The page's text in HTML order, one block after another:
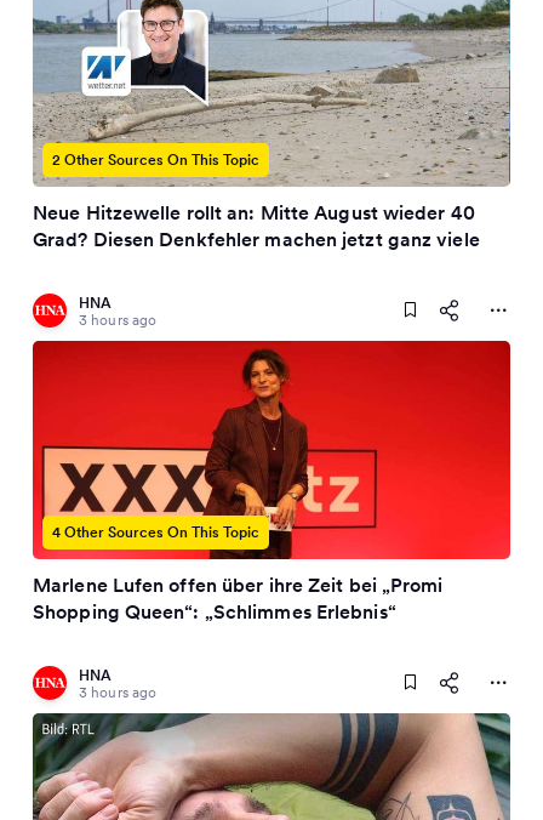
2 Other Sources On This Topic
Neue Hitzewelle rollt an: Mitte August wieder 40
Grad? Diesen Denkfehler machen jetzt ganz viele
HNA
3 hours ago
4 Other Sources On This Topic
Marlene Lufen offen über ihre Zeit bei „Promi
Shopping Queen“: „Schlimmes Erlebnis“
HNA
3 hours ago